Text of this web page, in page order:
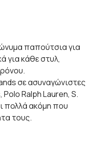
παπούτσια για
για κάθε στυλ,
σε ασυναγώνιστες
Ralph Lauren, S.
πολλά ακόμη που
τους.